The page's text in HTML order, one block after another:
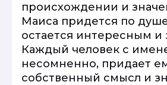
происхождении и
Маиса придется по
остается интересным и
Каждый человек с
несомненно, придает
собственный смысл и